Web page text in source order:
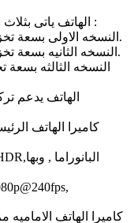
الهاتف ياتى بثلاث اصدارات من حيث ذاكرة التخزين هما :
النسخه الاولى بسعة تخزين 128 جيجابايت مع 8 جيجابايت رام.
النسخه الثانيه بسعة تخزين 512 جيجابايت مع 8 جيجابايت رام.